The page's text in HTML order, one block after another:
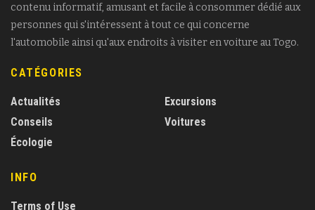
contenu informatif, amusant et facile à consommer dédié aux
personnes qui s'intéressent à tout ce qui concerne
l'automobile ainsi qu'aux endroits à visiter en voiture au Togo.
CATÉGORIES
Actualités
Conseils
Écologie
Excursions
Voitures
INFO
Terms of Use